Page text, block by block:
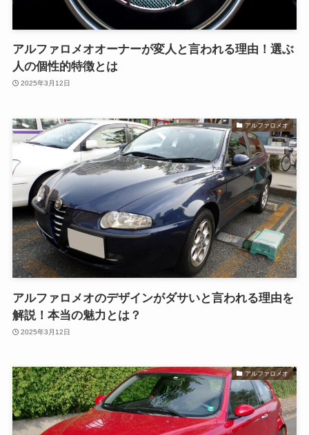
アルファロメオオーナーが変人と言われる理由！選ぶ
人の個性的特徴とは
2025年3月12日
アルファロメオ
アルファロメオのデザインがダサいと言われる理由を
解説！本当の魅力とは？
2025年3月12日
アルファロメオ